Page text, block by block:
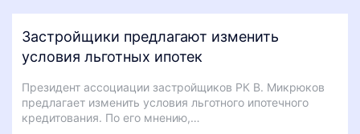
Застройщики предлагают изменить
условия льготных ипотек
Президент ассоциации застройщиков РК В. Микрюков
предлагает изменить условия льготного ипотечного
кредитования. По его мнению,…